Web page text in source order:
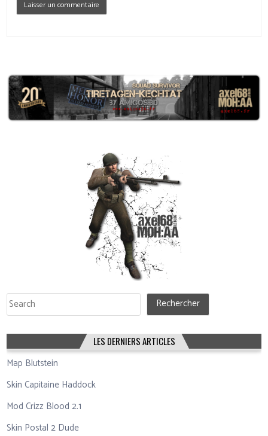
Rechercher Rechercher
LES DERNIERS ARTICLES
Map Blutstein
Skin Capitaine Haddock
Mod Crizz Blood 2.1
Skin Postal 2 Dude